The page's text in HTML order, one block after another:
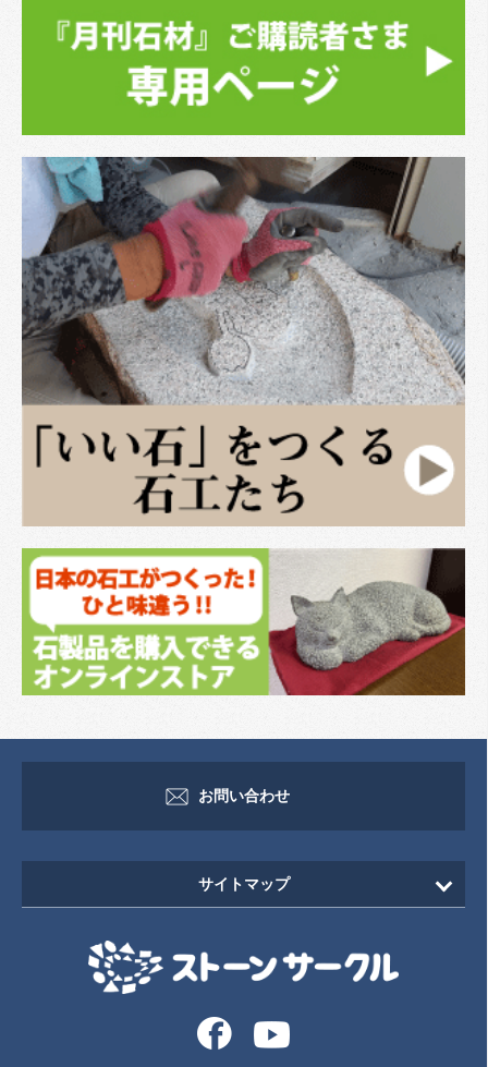
お問い合わせ
サイトマップ
HOME
新着情報
イベント・セミナー情報